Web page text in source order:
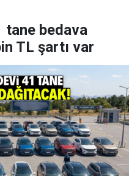
tane bedava
TL şartı var